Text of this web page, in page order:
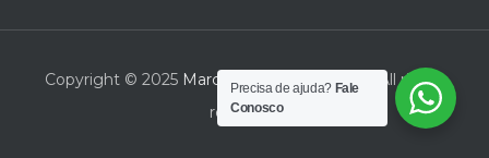
Copyright © 2025 Marcelo Bona Advogado
. All rights
reserved.
Precisa de ajuda? Fale
Conosco